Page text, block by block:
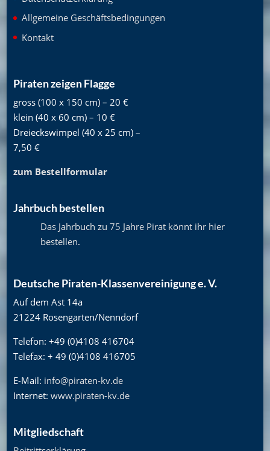
Allgemeine Geschäftsbedingungen
Kontakt
Piraten zeigen Flagge
gross (100 x 150 cm) – 20 €
klein (40 x 60 cm) – 10 €
Dreieckswimpel (40 x 25 cm) –
7,50 €
zum Bestellformular
Jahrbuch bestellen
Das Jahrbuch zu 75 Jahre Pirat könnt ihr hier
bestellen.
Deutsche Piraten-Klassenvereinigung e. V.
Auf dem Ast 14a
21224 Rosengarten/Nenndorf
Telefon: +49 (0)4108 416704
Telefax: + 49 (0)4108 416705
E-Mail: info@piraten-kv.de
Internet: www.piraten-kv.de
Mitgliedschaft